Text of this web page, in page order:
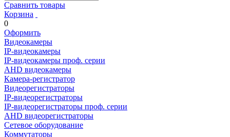
Сравнить товары
Корзина
0
Оформить
Видеокамеры
IP-видеокамеры
IP-видеокамеры проф. серии
AHD видеокамеры
Камера-регистратор
Видеорегистраторы
IP-видеорегистраторы
IP-видеорегистраторы проф. серии
AHD видеорегистраторы
Сетевое оборудование
Коммутаторы